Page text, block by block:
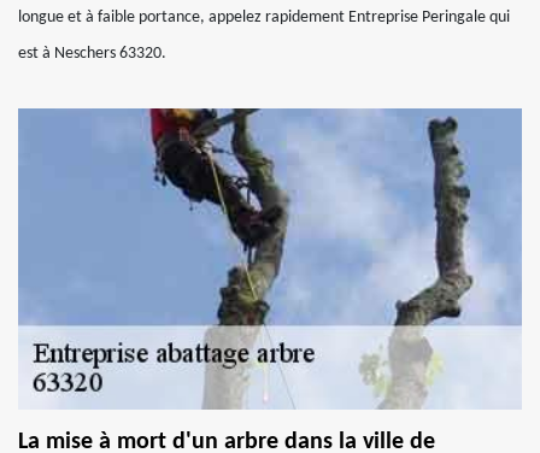
longue et à faible portance, appelez rapidement Entreprise Peringale qui
est à Neschers 63320.
La mise à mort d'un arbre dans la ville de